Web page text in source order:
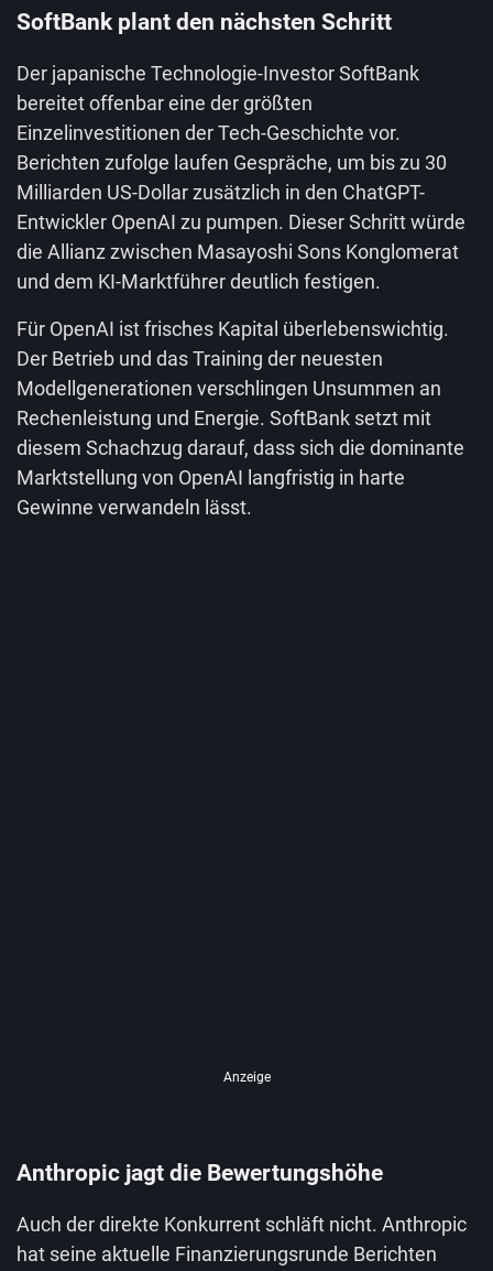
SoftBank plant den nächsten Schritt
Der japanische Technologie-Investor SoftBank
bereitet offenbar eine der größten
Einzelinvestitionen der Tech-Geschichte vor.
Berichten zufolge laufen Gespräche, um bis zu 30
Milliarden US-Dollar zusätzlich in den ChatGPT-
Entwickler OpenAI zu pumpen. Dieser Schritt würde
die Allianz zwischen Masayoshi Sons Konglomerat
und dem KI-Marktführer deutlich festigen.
Für OpenAI ist frisches Kapital überlebenswichtig.
Der Betrieb und das Training der neuesten
Modellgenerationen verschlingen Unsummen an
Rechenleistung und Energie. SoftBank setzt mit
diesem Schachzug darauf, dass sich die dominante
Marktstellung von OpenAI langfristig in harte
Gewinne verwandeln lässt.
Anzeige
Anthropic jagt die Bewertungshöhe
Auch der direkte Konkurrent schläft nicht. Anthropic
hat seine aktuelle Finanzierungsrunde Berichten